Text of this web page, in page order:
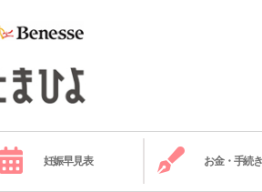
妊娠早見表 お金・手続き